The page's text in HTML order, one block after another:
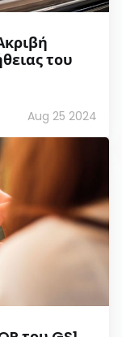
του
Aug 25 2024